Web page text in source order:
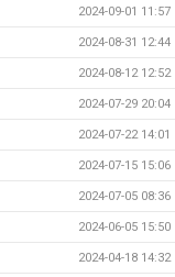
2024-09-01 11:57
2024-08-31 12:44
2024-08-12 12:52
2024-07-29 20:04
2024-07-22 14:01
2024-07-15 15:06
2024-07-05 08:36
2024-06-05 15:50
2024-04-18 14:32